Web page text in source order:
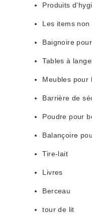
Produits
Les items
Baignoire
Tables à
Meubles pour
Barrière de
Poudre pour
Balançoire
Tire-lait
Livres
Berceau
tour de lit